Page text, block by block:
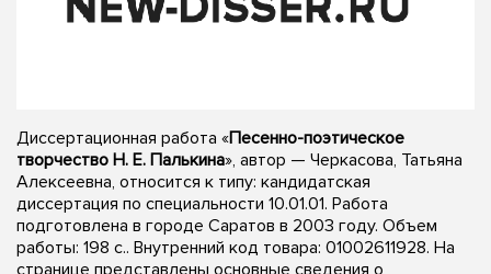
Диссертационная работа «Песенно-поэтическое
творчество Н. Е. Палькина», автор — Черкасова, Татьяна
Алексеевна, относится к типу: кандидатская
диссертация по специальности 10.01.01. Работа
подготовлена в городе Саратов в 2003 году. Объем
работы: 198 с.. Внутренний код товара: 01002611928. На
странице представлены основные сведения о